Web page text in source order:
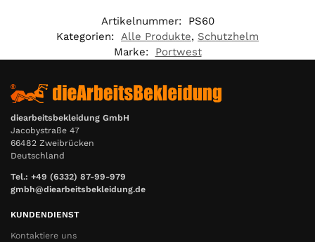
Artikelnummer:
PS60
Kategorien: Alle Produkte, Schutzhelm
Marke:
Portwest
diearbeitsbekleidung GmbH
Jacobystraße 47
66482 Zweibrücken
Deutschland
Tel.: +49 (6332) 87-99-979
gmbh@diearbeitsbekleidung.de
KUNDENDIENST
Kontaktiere uns